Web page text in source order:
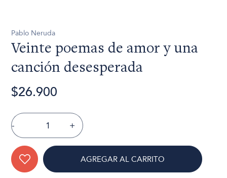
Pablo Neruda
Veinte poemas de amor y una
canción desesperada
$26.900
- +
AGREGAR AL CARRITO